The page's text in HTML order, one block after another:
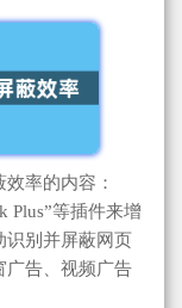
率的内容：
Plus”等插件来增
识别并屏蔽网页
广告、视频广告